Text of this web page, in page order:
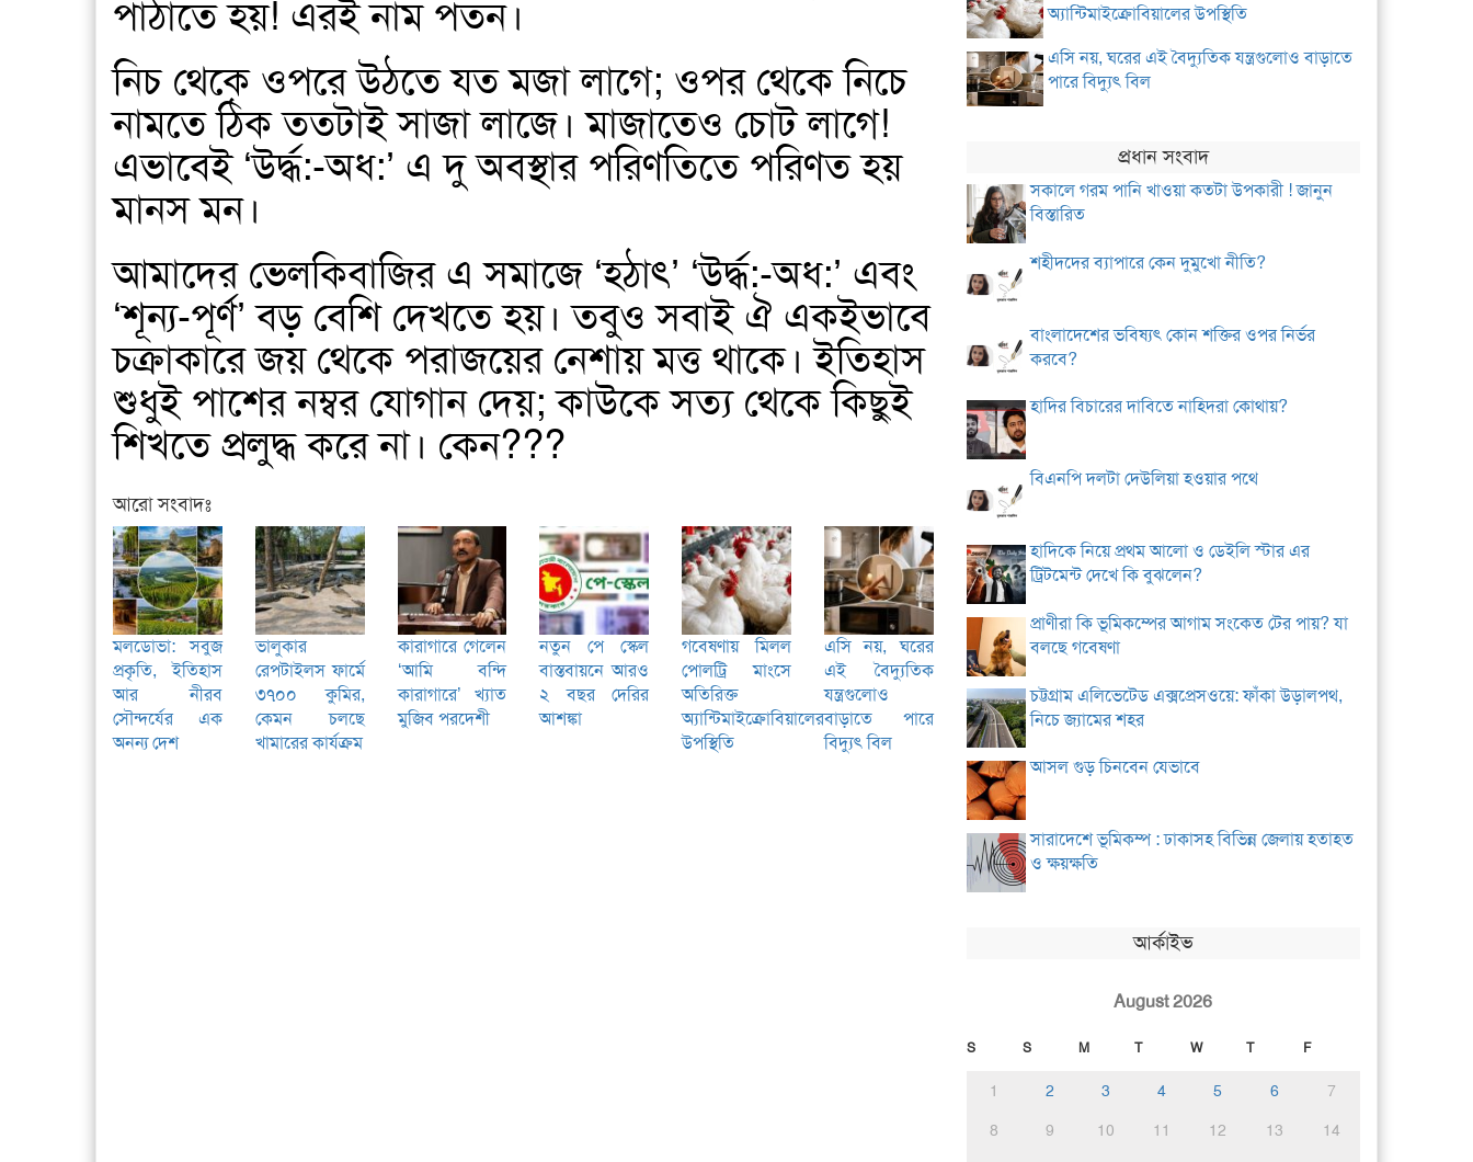
পাঠাতে হয়! এরই নাম পতন।
নিচ থেকে ওপরে উঠতে যত মজা লাগে; ওপর থেকে নিচে
নামতে ঠিক ততটাই সাজা লাজে। মাজাতেও চোট লাগে!
এভাবেই ‘উর্দ্ধ:-অধ:’ এ দু অবস্থার পরিণতিতে পরিণত হয়
মানস মন।
আমাদের ভেলকিবাজির এ সমাজে ‘হঠাৎ’ ‘উর্দ্ধ:-অধ:’ এবং
‘শূন্য-পূর্ণ’ বড় বেশি দেখতে হয়। তবুও সবাই ঐ একইভাবে
চক্রাকারে জয় থেকে পরাজয়ের নেশায় মত্ত থাকে। ইতিহাস
শুধুই পাশের নম্বর যোগান দেয়; কাউকে সত্য থেকে কিছুই
শিখতে প্রলুদ্ধ করে না। কেন???
আরো সংবাদঃ
মলডোভা: সবুজ
প্রকৃতি, ইতিহাস
আর নীরব
সৌন্দর্যের এক
অনন্য দেশ
ভালুকার
রেপটাইলস ফার্মে
৩৭০০ কুমির,
কেমন চলছে
খামারের কার্যক্রম
কারাগারে গেলেন
‘আমি বন্দি
কারাগারে’ খ্যাত
মুজিব পরদেশী
নতুন পে স্কেল
বাস্তবায়নে আরও
২ বছর দেরির
আশঙ্কা
গবেষণায় মিলল
পোলট্রি মাংসে
অতিরিক্ত
অ্যান্টিমাইক্রোবিয়ালের
উপস্থিতি
এসি নয়, ঘরের
এই বৈদ্যুতিক
যন্ত্রগুলোও
বাড়াতে পারে
বিদ্যুৎ বিল
অ্যান্টিমাইক্রোবিয়ালের উপস্থিতি
এসি নয়, ঘরের এই বৈদ্যুতিক যন্ত্রগুলোও বাড়াতে
পারে বিদ্যুৎ বিল
প্রধান সংবাদ
সকালে গরম পানি খাওয়া কতটা উপকারী ! জানুন
বিস্তারিত
শহীদদের ব্যাপারে কেন দুমুখো নীতি?
বাংলাদেশের ভবিষ্যৎ কোন শক্তির ওপর নির্ভর
করবে?
হাদির বিচারের দাবিতে নাহিদরা কোথায়?
বিএনপি দলটা দেউলিয়া হওয়ার পথে
হাদিকে নিয়ে প্রথম আলো ও ডেইলি স্টার এর
ট্রিটমেন্ট দেখে কি বুঝলেন?
প্রাণীরা কি ভূমিকম্পের আগাম সংকেত টের পায়? যা
বলছে গবেষণা
চট্টগ্রাম এলিভেটেড এক্সপ্রেসওয়ে: ফাঁকা উড়ালপথ,
নিচে জ্যামের শহর
আসল গুড় চিনবেন যেভাবে
সারাদেশে ভূমিকম্প : ঢাকাসহ বিভিন্ন জেলায় হতাহত
ও ক্ষয়ক্ষতি
আর্কাইভ
August 2026
S S M T W T F
1 2 3 4 5 6
7
8
9 10 11 12 13
14